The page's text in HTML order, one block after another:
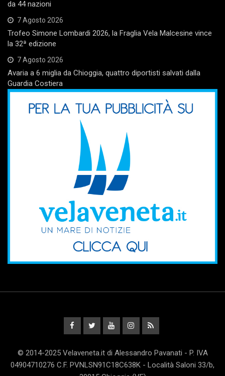
da 44 nazioni
7 Agosto 2026
Trofeo Simone Lombardi 2026, la Fraglia Vela Malcesine vince
la 32ª edizione
7 Agosto 2026
Avaria a 6 miglia da Chioggia, quattro diportisti salvati dalla
Guardia Costiera
© 2014-2025 Velaveneta.it di Alessandro Pavanati - P. IVA
04904710276 C.F. PVNLSN91C18C638K - Località Saloni 33/b,